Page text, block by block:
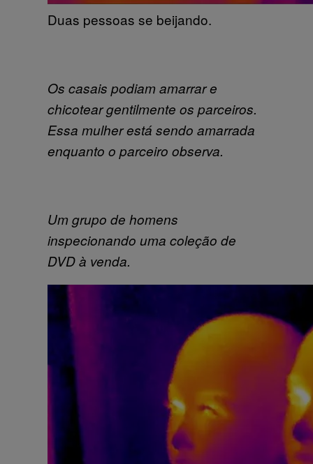
Duas pessoas se beijando.
Os casais podiam amarrar e
chicotear gentilmente os parceiros.
Essa mulher está sendo amarrada
enquanto o parceiro observa.
Um grupo de homens
inspecionando uma coleção de
DVD à venda.